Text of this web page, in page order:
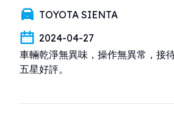
TOYOTA SIENTA
2024-04-27
車輛乾淨無異味，操作無異常，接
五星好評。